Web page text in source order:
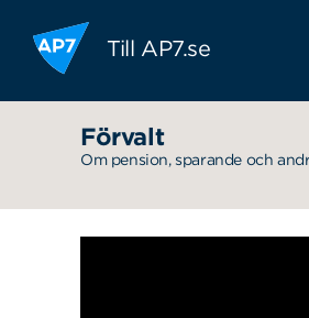
Hoppa till innehållet
Till AP7.se
Förvalt
Om pension, sparande och